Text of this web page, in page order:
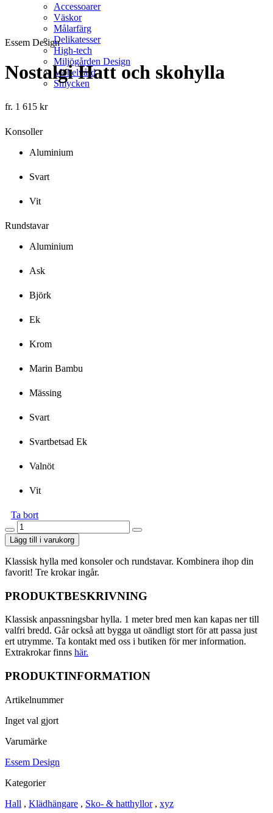
Accessoarer
Väskor
Målarfärg
Delikatesser
High-tech
Miljögården Design
Möbelvård
Smycken
Essem Design
Nostalgi Hatt och skohylla
fr. 1 615 kr
Konsoller
Aluminium
Svart
Vit
Rundstavar
Aluminium
Ask
Björk
Ek
Krom
Marin Bambu
Mässing
Svart
Svartbetsad Ek
Valnöt
Vit
Ta bort
Nostalgi
Hatt
och
skohylla
mängd
Lägg till i varukorg
Klassisk hylla med konsoler och rundstavar. Kombinera ihop din
favorit! Tre krokar ingår.
PRODUKTBESKRIVNING
Klassisk anpassningsbar hylla. 1 meter bred men kan kapas ner till
valfri bredd. Går också att bygga ut oändligt stort för att passa just
ert utrymme. Ta kontakt med oss i butiken för mer information.
Extrakrokar finns här.
PRODUKTINFORMATION
Artikelnummer
Inget val gjort
Varumärke
Essem Design
Kategorier
Hall , Klädhängare , Sko- & hatthyllor, xyz